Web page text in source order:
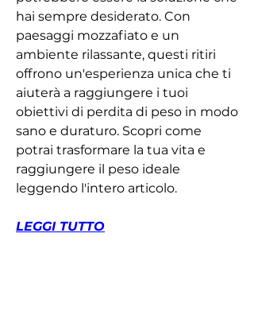
hai sempre desiderato. Con
paesaggi mozzafiato e un
ambiente rilassante, questi ritiri
offrono un'esperienza unica che ti
aiuterà a raggiungere i tuoi
obiettivi di perdita di peso in modo
sano e duraturo. Scopri come
potrai trasformare la tua vita e
raggiungere il peso ideale
leggendo l'intero articolo.
LEGGI TUTTO